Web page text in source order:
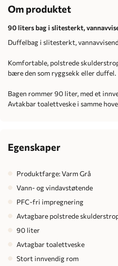
Om produktet
90 liters bag i slitesterkt,
Duffelbag i slitesterkt,
Komfortable, polstrede
bære den som ryggsekk eller duffel.
Bagen rommer 90 liter, med et
Avtakbar toalettveske i samme
Egenskaper
Produktfarge: Varm Grå
Vann- og vindavstøtende
PFC-fri impregnering
Avtagbare polstrede
90 liter
Avtagbar toalettveske
Stort innvendig rom